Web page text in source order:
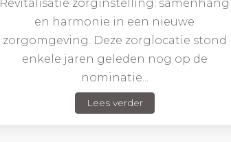
Revitalisatie zorginstelling: samenhang
en harmonie in een nieuwe
zorgomgeving. Deze zorglocatie stond
enkele jaren geleden nog op de
nominatie...
Lees verder